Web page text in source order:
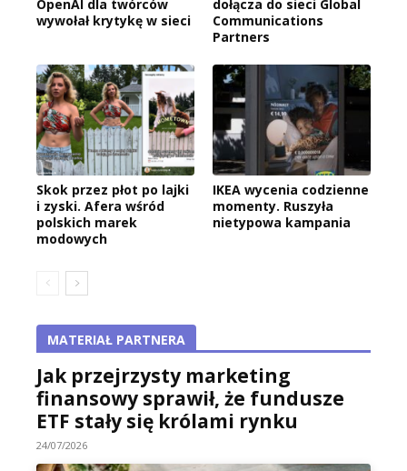
OpenAI dla twórców
wywołał krytykę w sieci
dołącza do sieci Global
Communications
Partners
Skok przez płot po lajki
i zyski. Afera wśród
polskich marek
modowych
IKEA wycenia codzienne
momenty. Ruszyła
nietypowa kampania
MATERIAŁ PARTNERA
Jak przejrzysty marketing
finansowy sprawił, że fundusze
ETF stały się królami rynku
24/07/2026